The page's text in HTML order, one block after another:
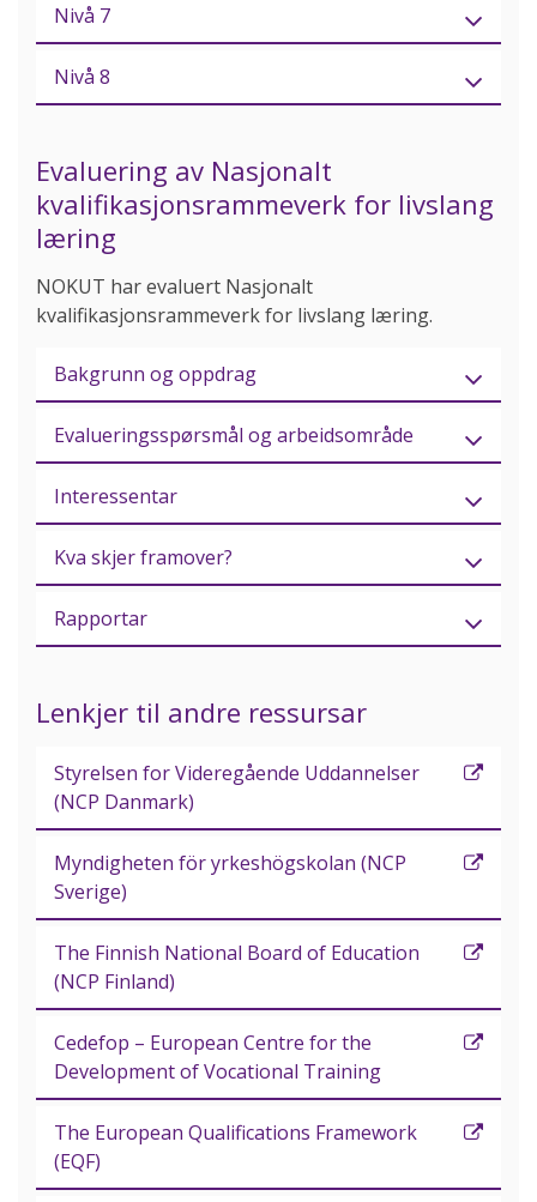
Nivå 7
Nivå 8
Evaluering av Nasjonalt
kvalifikasjonsrammeverk for livslang
læring
NOKUT har evaluert Nasjonalt
kvalifikasjonsrammeverk for livslang læring.
Bakgrunn og oppdrag
Evalueringsspørsmål og arbeidsområde
Interessentar
Kva skjer framover?
Rapportar
Lenkjer til andre ressursar
Styrelsen for Videregående Uddannelser
(NCP Danmark)
Myndigheten för yrkeshögskolan (NCP
Sverige)
The Finnish National Board of Education
(NCP Finland)
Cedefop – European Centre for the
Development of Vocational Training
The European Qualifications Framework
(EQF)